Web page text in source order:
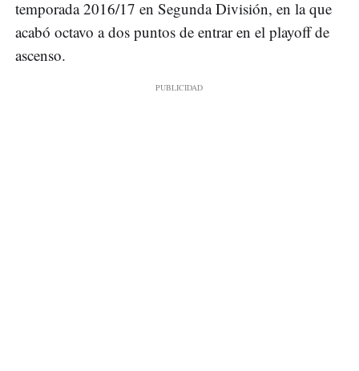
temporada 2016/17 en Segunda División, en la que
acabó octavo a dos puntos de entrar en el playoff de
ascenso.